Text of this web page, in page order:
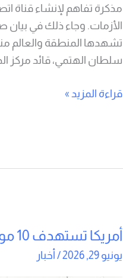
مذكرة تفاهم لإنشاء قناة
الأزمات. وجاء ذلك في بيان
تشهدها المنطقة والعالم
سلطان الهتمي، قائد مركز
قراءة المزيد »
أمريكا تستهدف 10 مواقع إيرانية في هرمز
يونيو 29, 2026 / أخبار
أمريكا
تستهدف